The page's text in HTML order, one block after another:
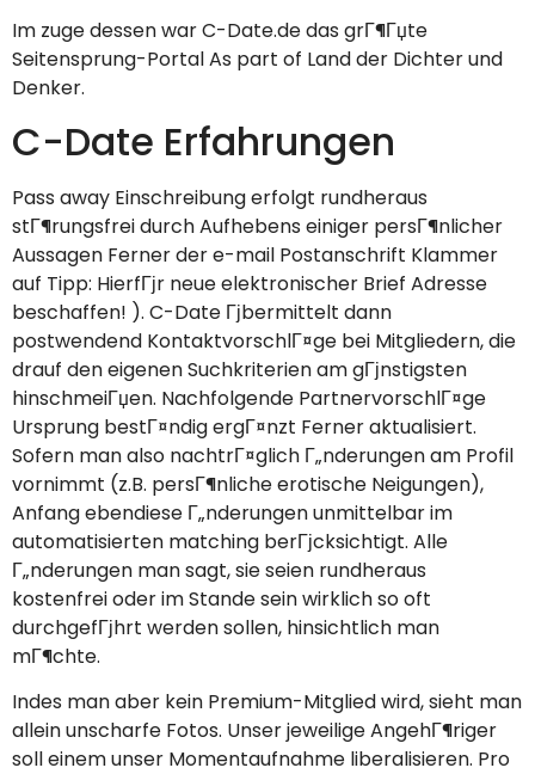
Im zuge dessen war C-Date.de das grГ¶Гџte
Seitensprung-Portal As part of Land der Dichter und
Denker.
C-Date Erfahrungen
Pass away Einschreibung erfolgt rundheraus
stГ¶rungsfrei durch Aufhebens einiger persГ¶nlicher
Aussagen Ferner der e-mail Postanschrift Klammer
auf Tipp: HierfГјr neue elektronischer Brief Adresse
beschaffen! ). C-Date Гјbermittelt dann
postwendend KontaktvorschlГ¤ge bei Mitgliedern, die
drauf den eigenen Suchkriterien am gГјnstigsten
hinschmeiГџen. Nachfolgende PartnervorschlГ¤ge
Ursprung bestГ¤ndig ergГ¤nzt Ferner aktualisiert.
Sofern man also nachtrГ¤glich Г„nderungen am Profil
vornimmt (z.B. persГ¶nliche erotische Neigungen),
Anfang ebendiese Г„nderungen unmittelbar im
automatisierten matching berГјcksichtigt. Alle
Г„nderungen man sagt, sie seien rundheraus
kostenfrei oder im Stande sein wirklich so oft
durchgefГјhrt werden sollen, hinsichtlich man
mГ¶chte.
Indes man aber kein Premium-Mitglied wird, sieht man
allein unscharfe Fotos. Unser jeweilige AngehГ¶riger
soll einem unser Momentaufnahme liberalisieren. Pro